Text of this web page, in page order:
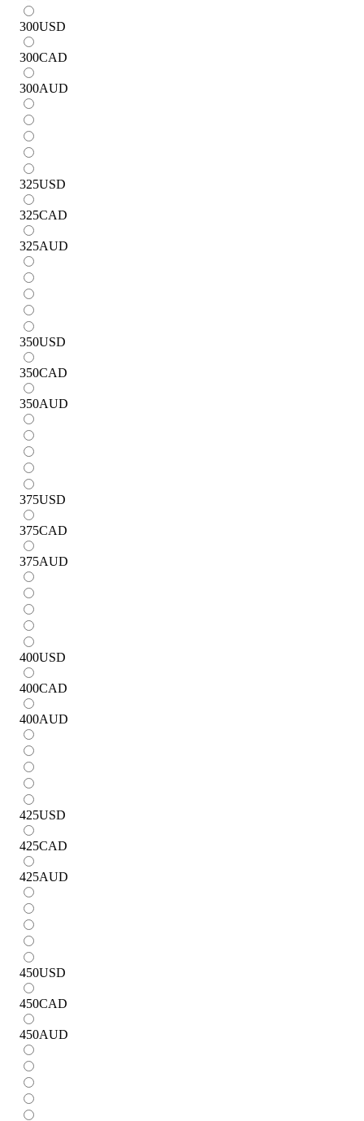
300USD
300CAD
300AUD
325USD
325CAD
325AUD
350USD
350CAD
350AUD
375USD
375CAD
375AUD
400USD
400CAD
400AUD
425USD
425CAD
425AUD
450USD
450CAD
450AUD